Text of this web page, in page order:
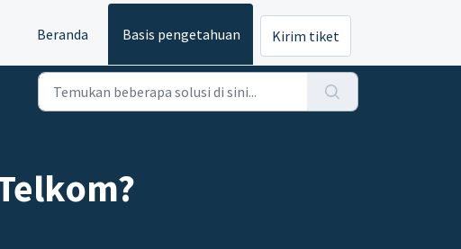
Beranda
Basis pengetahuan Kirim tiket